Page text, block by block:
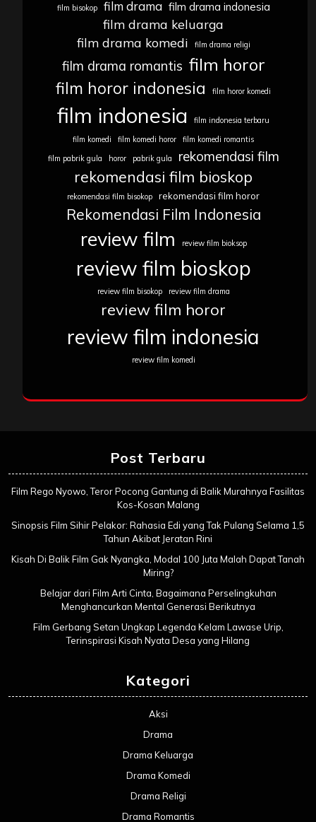
film bisokop film drama film drama indonesia
film drama keluarga
film drama komedi
film drama religi
film drama romantis film horor
film horor indonesia film horor komedi
film indonesia
film indonesia terbaru
film komedi
film komedi horor
film komedi romantis
film pabrik gula
horor pabrik gula rekomendasi film
rekomendasi film bioskop
rekomendasi film bisokop rekomendasi film horor
Rekomendasi Film Indonesia
review film review film bioksop
review film bioskop
review film bisokop review film drama
review film horor
review film indonesia
review film komedi
Post Terbaru
Film Rego Nyowo, Teror Pocong Gantung di Balik Murahnya Fasilitas
Kos-Kosan Malang
Sinopsis Film Sihir Pelakor: Rahasia Edi yang Tak Pulang Selama 1,5
Tahun Akibat Jeratan Rini
Kisah Di Balik Film Gak Nyangka, Modal 100 Juta Malah Dapat Tanah
Miring?
Belajar dari Film Arti Cinta, Bagaimana Perselingkuhan
Menghancurkan Mental Generasi Berikutnya
Film Gerbang Setan Ungkap Legenda Kelam Lawase Urip,
Terinspirasi Kisah Nyata Desa yang Hilang
Kategori
Aksi
Drama
Drama Keluarga
Drama Komedi
Drama Religi
Drama Romantis